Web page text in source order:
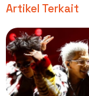
Artikel Terkait